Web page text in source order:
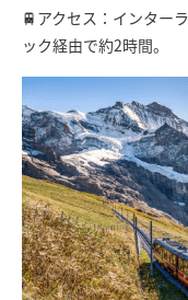
🚆アクセス：インター
ック経由で約2時間。